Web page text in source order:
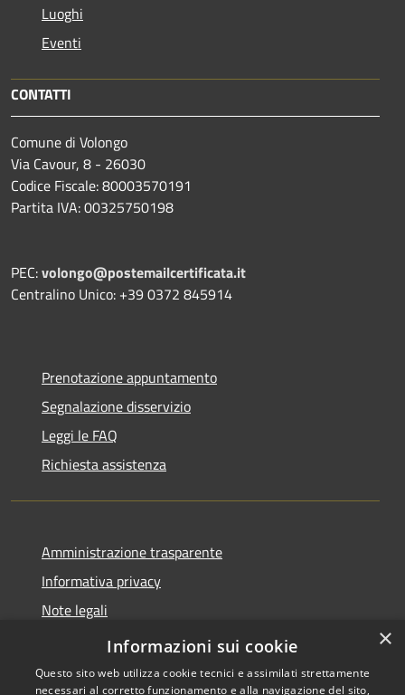
Luoghi
Eventi
CONTATTI
Comune di Volongo
Via Cavour, 8 - 26030
Codice Fiscale: 80003570191
Partita IVA: 00325750198
PEC:volongo@postemailcertificata.it
Centralino Unico: +39 0372 845914
Prenotazione appuntamento
Segnalazione disservizio
Leggi le FAQ
Richiesta assistenza
Amministrazione trasparente
Informativa privacy
Note legali
Dichiarazione di accessibilità
×
Informazioni sui cookie
Questo sito web utilizza cookie tecnici e assimilati strettamente
necessari al corretto funzionamento e alla navigazione del sito,